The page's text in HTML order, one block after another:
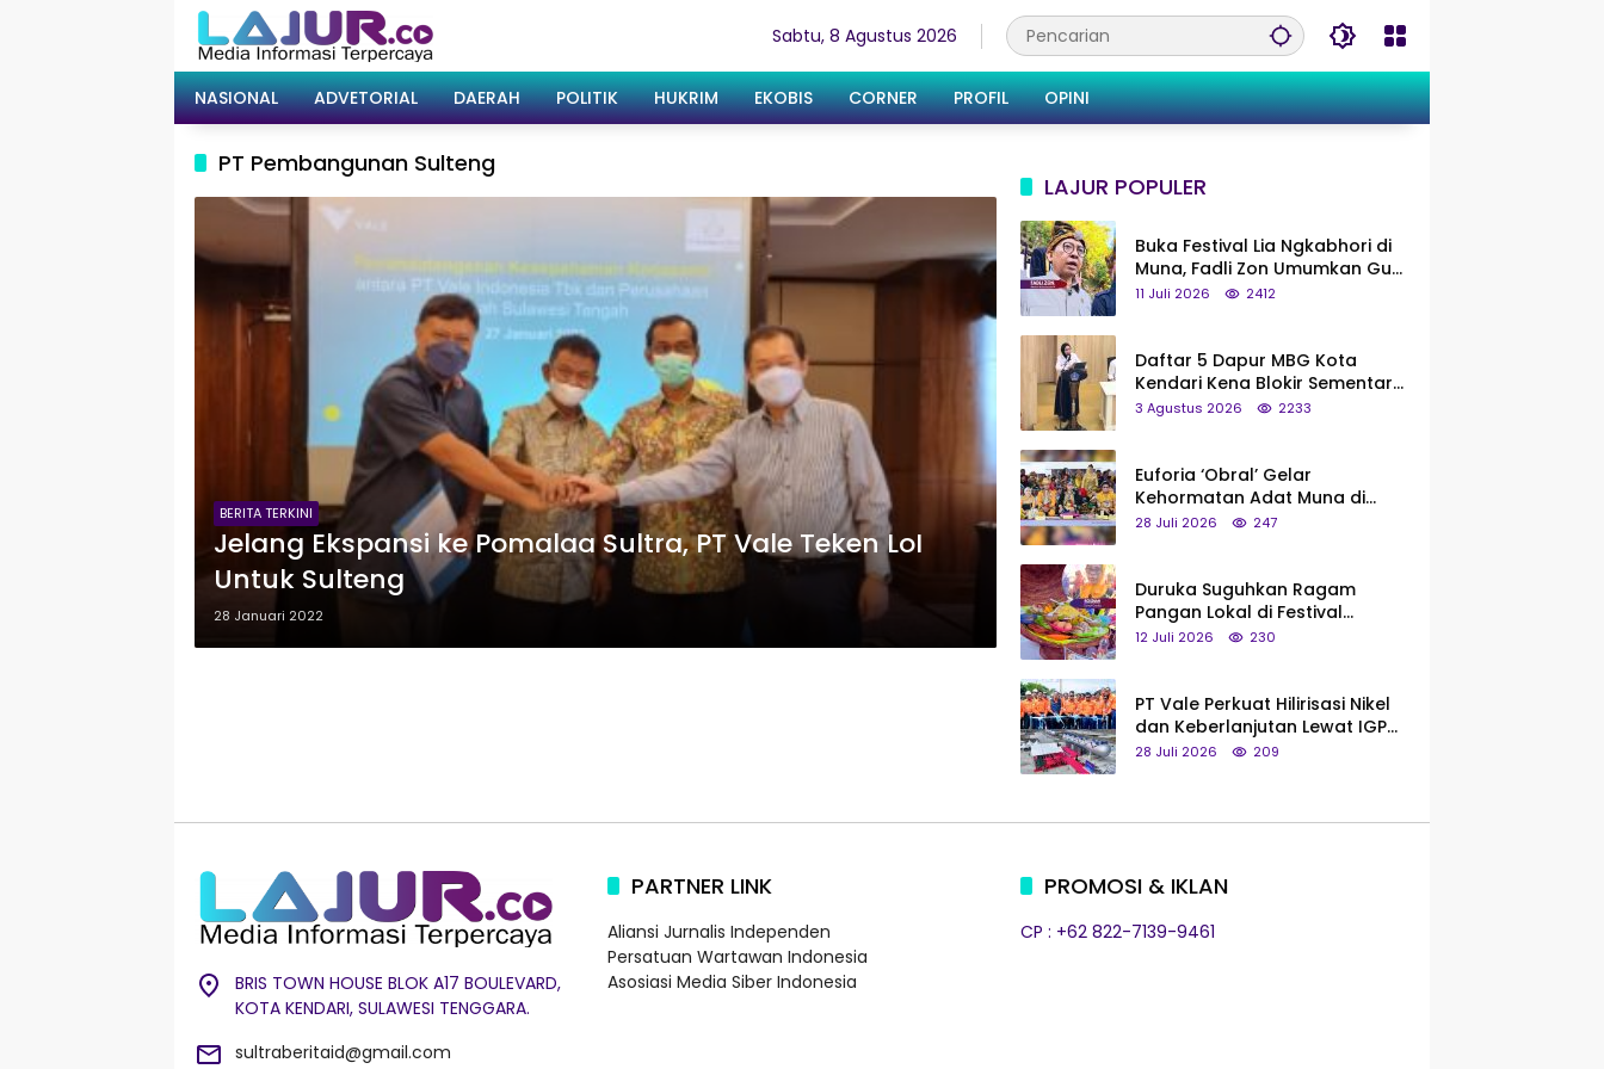
Sabtu, 8 Agustus 2026
NASIONAL ADVETORIAL DAERAH POLITIK HUKRIM EKOBIS CORNER PROFIL OPINI
PT Pembangunan Sulteng
BERITA TERKINI
Jelang Ekspansi ke Pomalaa Sultra, PT Vale Teken LoI
Untuk Sulteng
28 Januari 2022
LAJUR POPULER
Buka Festival Lia Ngkabhori di
Muna, Fadli Zon Umumkan Gua
Metanduno Segera Naik Status
11 Juli 2026 2412
Daftar 5 Dapur MBG Kota
Kendari Kena Blokir Sementara
dari Pusat
3 Agustus 2026 2233
Euforia ‘Obral’ Gelar
Kehormatan Adat Muna di
Silaturahmi KKMM, Ridwan Bae:
28 Juli 2026 247
Duruka Suguhkan Ragam
Pangan Lokal di Festival
Liangkobhori, Dari Umbi Rebus
12 Juli 2026 230
PT Vale Perkuat Hilirisasi Nikel
dan Keberlanjutan Lewat IGP
Morowali
28 Juli 2026 209
BRIS TOWN HOUSE BLOK A17 BOULEVARD,
KOTA KENDARI, SULAWESI TENGGARA.
sultraberitaid@gmail.com
PARTNER LINK
Aliansi Jurnalis Independen
Persatuan Wartawan Indonesia
Asosiasi Media Siber Indonesia
PROMOSI & IKLAN
CP : +62 822-7139-9461